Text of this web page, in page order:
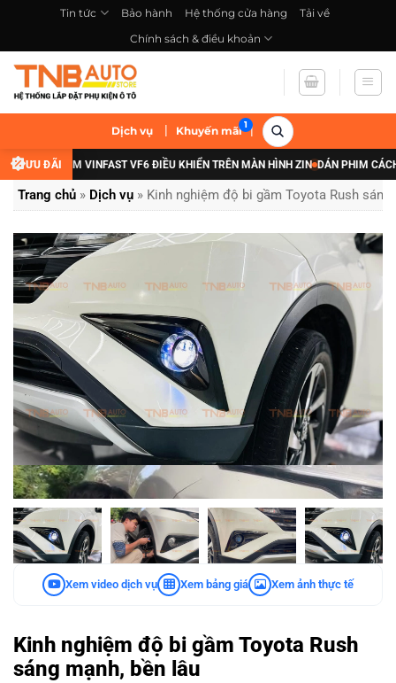
nội
dung
Tin tức Bảo hành Hệ thống cửa hàng
Tải về
Chính sách & điều khoản
Dịch vụ | Khuyến mãi |
ƯU ĐÃI
VINFAST VF6 ĐIỀU KHIỂN TRÊN MÀN HÌNH ZIN DÁN PHIM CÁCH NHIỆT
Trang chủ » Dịch vụ » Kinh nghiệm độ bi gầm Toyota Rush sáng
Xem video dịch vụ Xem bảng giá Xem ảnh thực tế
Kinh nghiệm độ bi gầm Toyota Rush
sáng mạnh, bền lâu